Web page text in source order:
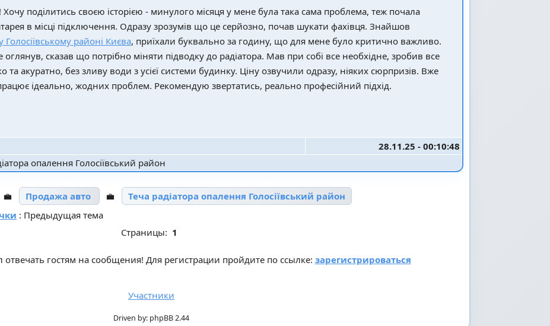
Хочу поділитись своєю історією - минулого місяця у мене була така сама проблема, теж почала
в місці підключення. Одразу зрозумів що це серйозно, почав шукати фахівця. Знайшов
Голосіївському районі Києва, приїхали буквально за годину, що для мене було критично важливо.
оглянув, сказав що потрібно міняти підводку до радіатора. Мав при собі все необхідне, зробив все
та акуратно, без зливу води з усієї системи будинку. Ціну озвучили одразу, ніяких сюрпризів. Вже
ідеально, жодних проблем. Рекомендую звертатись, реально професійний підхід.
28.11.25 - 00:10:48
опалення Голосіївський район
💼 Продажа авто 💼
Теча радіатора опалення Голосіївський район
: Предыдущая тема
Страницы: 1
отвечать гостям на сообщения! Для регистрации пройдите по ссылке: зарегистрироваться
Участники
Driven by: phpBB 2.44